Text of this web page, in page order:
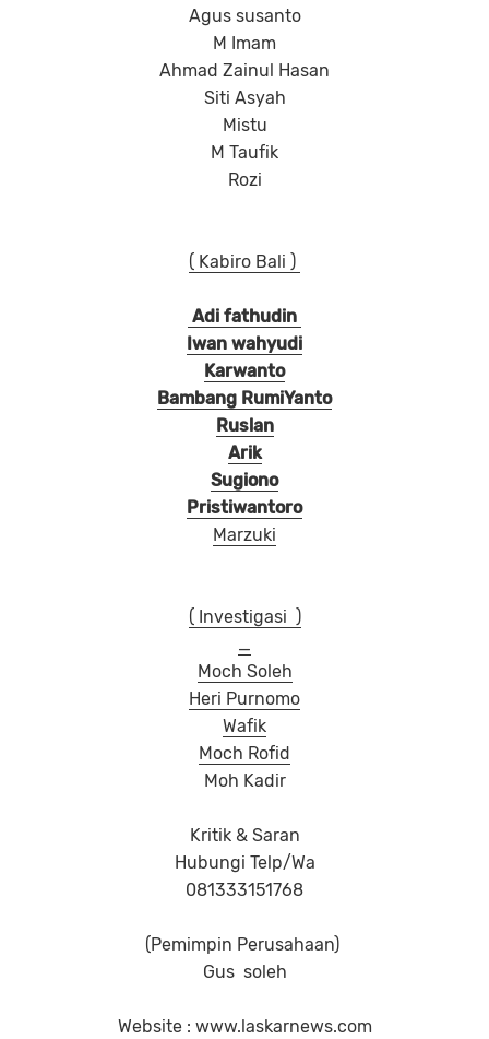
Agus susanto
M Imam
Ahmad Zainul Hasan
Siti Asyah
Mistu
M Taufik
Rozi
( Kabiro Bali )
Adi fathudin
Iwan wahyudi
Karwanto
Bambang RumiYanto
Ruslan
Arik
Sugiono
Pristiwantoro
Marzuki
( Investigasi )
_
Moch Soleh
Heri Purnomo
Wafik
Moch Rofid
Moh Kadir
Kritik & Saran
Hubungi Telp/Wa
081333151768
(Pemimpin Perusahaan)
Gus soleh
Website : www.laskarnews.com